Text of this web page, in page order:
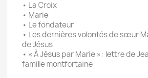
• La Croix
• Marie
• Le fondateur
• Les dernières volontés de sœur
de Jésus
• « À Jésus par Marie » : lettre de
famille montfortaine